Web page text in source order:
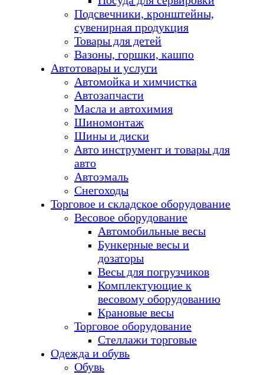
Подсвечники, кронштейны,
сувенирная продукция
Товары для детей
Вазоны, горшки, кашпо
Автотовары и услуги
Автомойка и химчистка
Автозапчасти
Масла и автохимия
Шиномонтаж
Шины и диски
Авто инструмент и товары для
авто
Автоэмаль
Снегоходы
Торговое и складское оборудование
Весовое оборудование
Автомобильные весы
Бункерные весы и
дозаторы
Весы для погрузчиков
Комплектующие к
весовому оборудованию
Крановые весы
Торговое оборудование
Стеллажи торговые
Одежда и обувь
Обувь